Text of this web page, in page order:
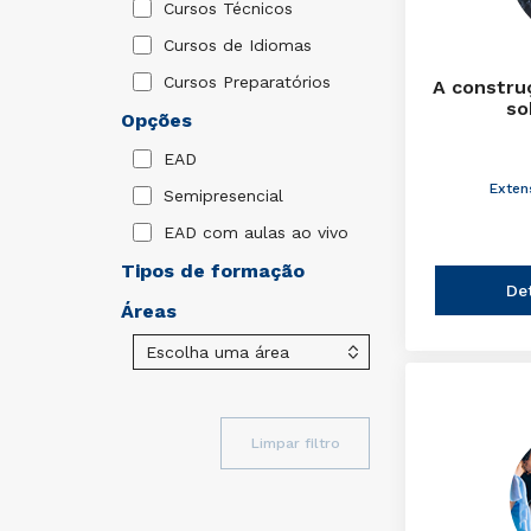
Cursos Técnicos
Cursos de Idiomas
Cursos Preparatórios
Opções
EAD
Semipresencial
EAD com aulas ao vivo
Tipos de formação
Áreas
Limpar filtro
A